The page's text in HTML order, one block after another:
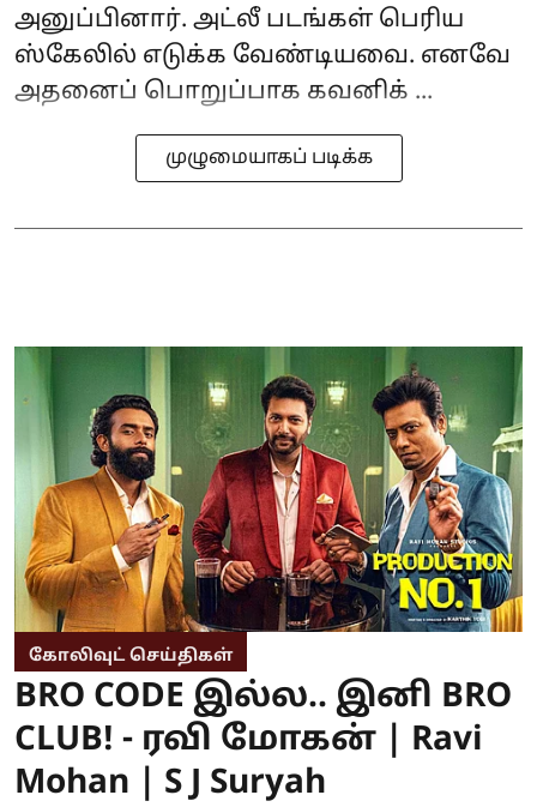
அனுப்பினார். அட்லீ படங்கள் பெரிய
ஸ்கேலில் எடுக்க வேண்டியவை. எனவே
அதனைப் பொறுப்பாக கவனிக் ...
முழுமையாகப் படிக்க
கோலிவுட் செய்திகள்
BRO CODE இல்ல.. இனி BRO
CLUB! - ரவி மோகன் | Ravi
Mohan | S J Suryah